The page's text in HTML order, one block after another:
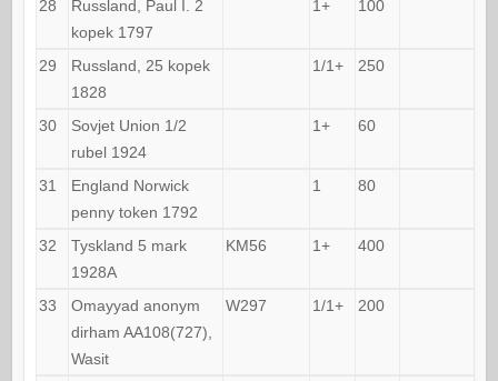
28
Russland, Paul I. 2
kopek 1797
1+ 100
29
Russland, 25 kopek
1828
1/1+ 250
30
Sovjet Union 1/2
rubel 1924
1+ 60
31
England Norwick
penny token 1792
1 80
32
Tyskland 5 mark
1928A
KM56 1+ 400
33
Omayyad anonym
dirham AA108(727),
Wasit
W297 1/1+ 200